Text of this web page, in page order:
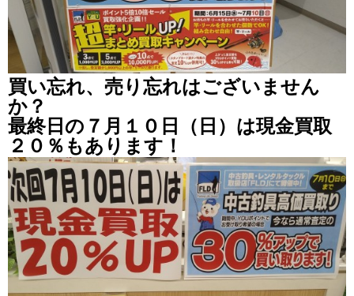
買い忘れ、売り忘れはございません
か？
最終日の７月１０日（日）は現金買取
２０％もあります！